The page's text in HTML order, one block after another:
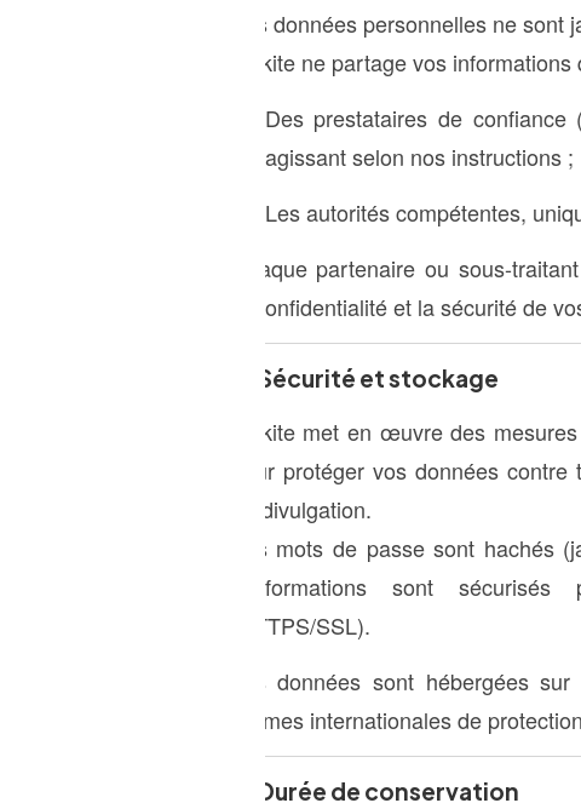
Vos données personnelles ne sont
Mukite ne partage vos informations
Des prestataires de confiance
agissant selon nos instructions ;
Les autorités compétentes,
Chaque partenaire ou sous-
la confidentialité et la sécurité de
5. Sécurité et stockage
Mukite met en œuvre des
pour protéger vos données
ou divulgation.
Vos mots de passe sont hachés
d’informations sont
(HTTPS/SSL).
Les données sont hébergées
normes internationales de
6. Durée de conservation